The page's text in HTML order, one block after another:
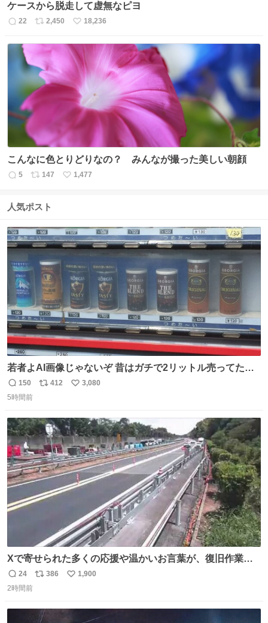
ケースから脱走して虚無なピヨ
返
22
リ
ト
数
2,450
い
ね
数
18,236
こんなに色とりどりなの？ みんなが撮った美しい朝顔
返
数
5
リ
ス
数
147
い
1,477
人気ポスト
若者よAI画像じゃないぞ 昔はガチで2リットル売ってたん
やでw
返
信
150
リ
ト
数
412
い
数
3,080
5時間前
Xで寄せられた多くの応援や温かいお言葉が、復旧作業に
携わる社員の大きな励みとなっております。ありがとうご
ざいます。 九州道
返
信
24
リ
ト
386
い
数
1,900
2時間前